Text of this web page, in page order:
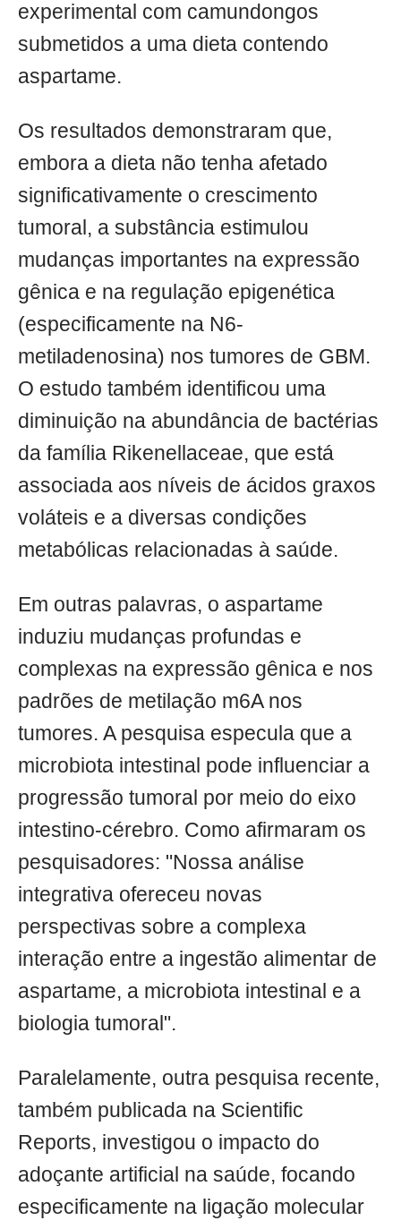
experimental com camundongos
submetidos a uma dieta contendo
aspartame.
Os resultados demonstraram que,
embora a dieta não tenha afetado
significativamente o crescimento
tumoral, a substância estimulou
mudanças importantes na expressão
gênica e na regulação epigenética
(especificamente na N6-
metiladenosina) nos tumores de GBM.
O estudo também identificou uma
diminuição na abundância de bactérias
da família Rikenellaceae, que está
associada aos níveis de ácidos graxos
voláteis e a diversas condições
metabólicas relacionadas à saúde.
Em outras palavras, o aspartame
induziu mudanças profundas e
complexas na expressão gênica e nos
padrões de metilação m6A nos
tumores. A pesquisa especula que a
microbiota intestinal pode influenciar a
progressão tumoral por meio do eixo
intestino-cérebro. Como afirmaram os
pesquisadores: "Nossa análise
integrativa ofereceu novas
perspectivas sobre a complexa
interação entre a ingestão alimentar de
aspartame, a microbiota intestinal e a
biologia tumoral".
Paralelamente, outra pesquisa recente,
também publicada na Scientific
Reports, investigou o impacto do
adoçante artificial na saúde, focando
especificamente na ligação molecular